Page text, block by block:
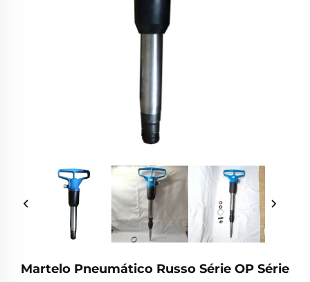
Martelo Pneumático Russo Série OP Série